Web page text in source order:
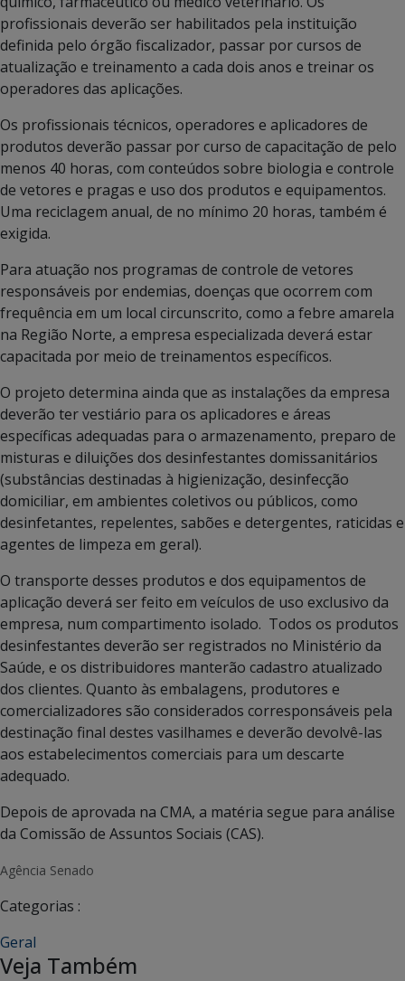
profissionais deverão ser habilitados pela instituição
definida pelo órgão fiscalizador, passar por cursos de
atualização e treinamento a cada dois anos e treinar os
operadores das aplicações.
Os profissionais técnicos, operadores e aplicadores de
produtos deverão passar por curso de capacitação de pelo
menos 40 horas, com conteúdos sobre biologia e controle
de vetores e pragas e uso dos produtos e equipamentos.
Uma reciclagem anual, de no mínimo 20 horas, também é
exigida.
Para atuação nos programas de controle de vetores
responsáveis por endemias, doenças que ocorrem com
frequência em um local circunscrito, como a febre amarela
na Região Norte, a empresa especializada deverá estar
capacitada por meio de treinamentos específicos.
O projeto determina ainda que as instalações da empresa
deverão ter vestiário para os aplicadores e áreas
específicas adequadas para o armazenamento, preparo de
misturas e diluições dos desinfestantes domissanitários
(substâncias destinadas à higienização, desinfecção
domiciliar, em ambientes coletivos ou públicos, como
desinfetantes, repelentes, sabões e detergentes, raticidas e
agentes de limpeza em geral).
O transporte desses produtos e dos equipamentos de
aplicação deverá ser feito em veículos de uso exclusivo da
empresa, num compartimento isolado. Todos os produtos
desinfestantes deverão ser registrados no Ministério da
Saúde, e os distribuidores manterão cadastro atualizado
dos clientes. Quanto às embalagens, produtores e
comercializadores são considerados corresponsáveis pela
destinação final destes vasilhames e deverão devolvê-las
aos estabelecimentos comerciais para um descarte
adequado.
Depois de aprovada na CMA, a matéria segue para análise
da Comissão de Assuntos Sociais (CAS).
Agência Senado
Categorias :
Geral
Veja Também